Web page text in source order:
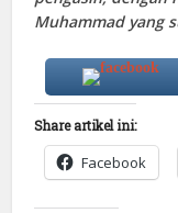
Muhammad yang
Share artikel ini:
Facebook